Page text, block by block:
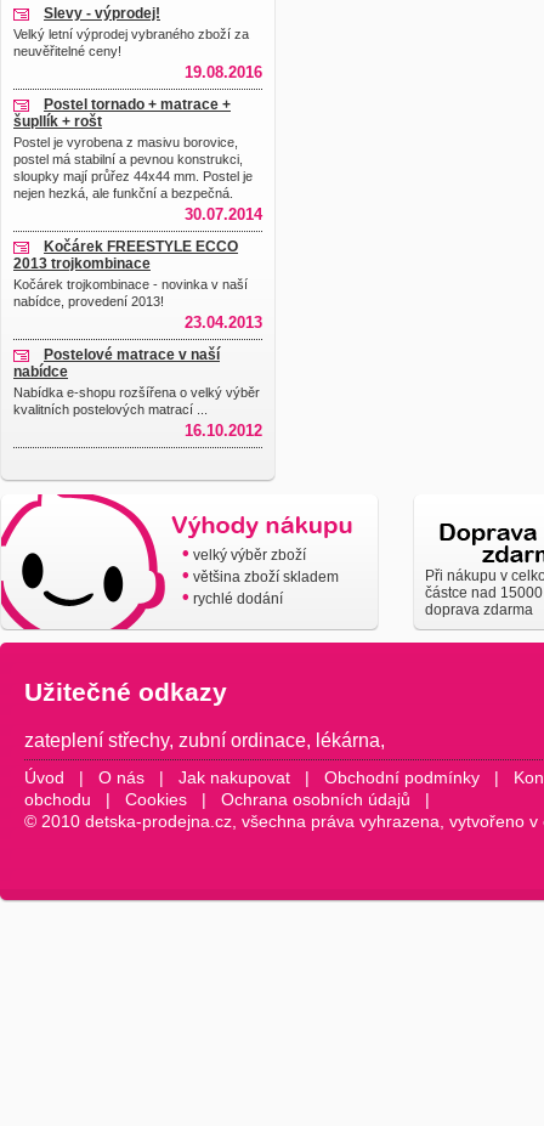
Slevy - výprodej!
Velký letní výprodej vybraného zboží za
neuvěřitelné ceny!
19.08.2016
Postel tornado + matrace +
šupllík + rošt
Postel je vyrobena z masivu borovice,
postel má stabilní a pevnou konstrukci,
sloupky mají průřez 44x44 mm. Postel je
nejen hezká, ale funkční a bezpečná.
30.07.2014
Kočárek FREESTYLE ECCO
2013 trojkombinace
Kočárek trojkombinace - novinka v naší
nabídce, provedení 2013!
23.04.2013
Postelové matrace v naší
nabídce
Nabídka e-shopu rozšířena o velký výběr
kvalitních postelových matrací ...
16.10.2012
• velký výběr zboží
• většina zboží skladem
• rychlé dodání
Při nákupu v
částce nad
doprava zdarma
Užitečné odkazy
zateplení střechy, zubní ordinace, lékárna,
Úvod | O nás | Jak nakupovat | Obchodní podmínky |
obchodu | Cookies | Ochrana osobních údajů |
© 2010 detska-prodejna.cz, všechna práva vyhrazena, vytvořeno v